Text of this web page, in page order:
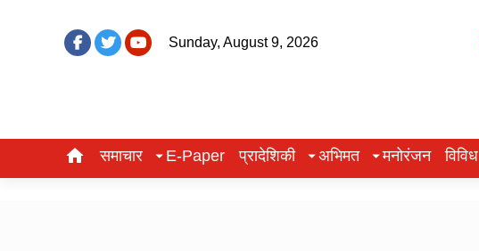
Sunday, August 9, 2026
समाचार E-Paper प्रादेशिकी अभिमत मनोरंजन विविध